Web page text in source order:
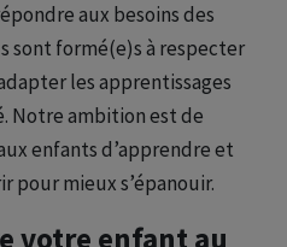
aux besoins des
sont formé(e)s à respecter
les apprentissages
Notre ambition est de
enfants d’apprendre et
pour mieux s’épanouir.
votre enfant au